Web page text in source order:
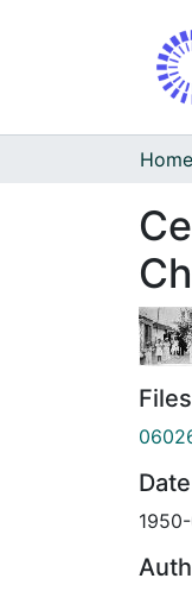
Home
Files
Date